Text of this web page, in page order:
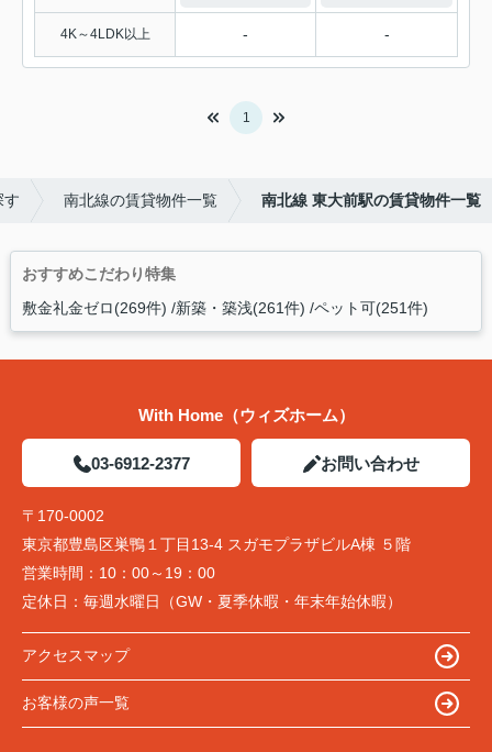
4K～4LDK以上 - -
1
す 南北線の賃貸物件一覧 南北線 東大前駅の賃貸物件一覧
おすすめこだわり特集
敷金礼金ゼロ(269件) 新築・築浅(261件) ペット可(251件)
With Home（ウィズホーム）
03-6912-2377 お問い合わせ
〒170-0002
東京都豊島区巣鴨１丁目13-4 スガモプラザビルA棟 ５階
営業時間： 10：00～19：00
定休日： 毎週水曜日（GW・夏季休暇・年末年始休暇）
アクセスマップ
お客様の声一覧